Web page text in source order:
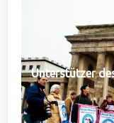
Unterstützer